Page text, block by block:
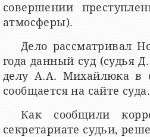
совершении
атмосферы).
Дело рассматривал
года данный суд (судья
делу А.А. Михайлюка в
сообщается на сайте суда.
Как сообщили
секретариате судьи,